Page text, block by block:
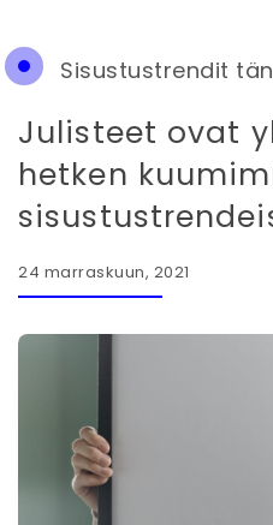
Sisustustrendit
Julisteet ovat
hetken
24 marraskuun, 2021